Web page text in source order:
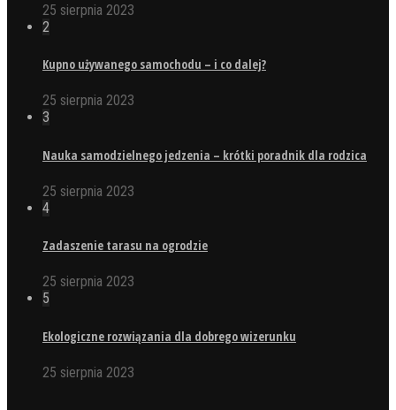
25 sierpnia 2023
2
Kupno używanego samochodu – i co dalej?
25 sierpnia 2023
3
Nauka samodzielnego jedzenia – krótki poradnik dla rodzica
25 sierpnia 2023
4
Zadaszenie tarasu na ogrodzie
25 sierpnia 2023
5
Ekologiczne rozwiązania dla dobrego wizerunku
25 sierpnia 2023